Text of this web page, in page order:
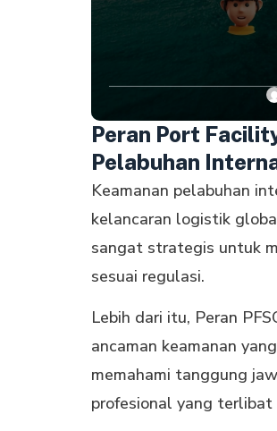
Peran Port
Pelabuhan
Keamanan pelabuhan
kelancaran logistik
sangat strategis untuk
sesuai regulasi.
Lebih dari itu, Peran
ancaman keamanan
memahami tanggung
profesional yang